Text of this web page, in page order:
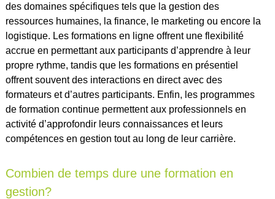
des domaines spécifiques tels que la gestion des
ressources humaines, la finance, le marketing ou encore la
logistique. Les formations en ligne offrent une flexibilité
accrue en permettant aux participants d’apprendre à leur
propre rythme, tandis que les formations en présentiel
offrent souvent des interactions en direct avec des
formateurs et d’autres participants. Enfin, les programmes
de formation continue permettent aux professionnels en
activité d’approfondir leurs connaissances et leurs
compétences en gestion tout au long de leur carrière.
Combien de temps dure une formation en
gestion?